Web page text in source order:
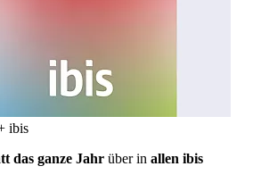
ibis
das ganze Jahr über in allen ibis